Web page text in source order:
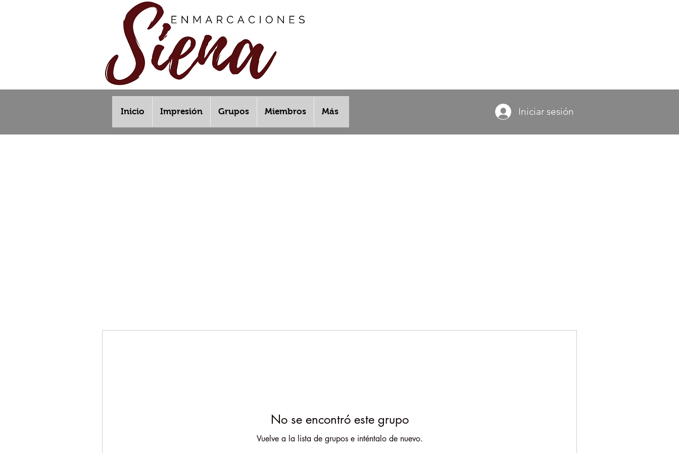
Inicio Impresión Grupos Miembros Más Iniciar sesión
No se encontró este grupo
Vuelve a la lista de grupos e inténtalo de nuevo.